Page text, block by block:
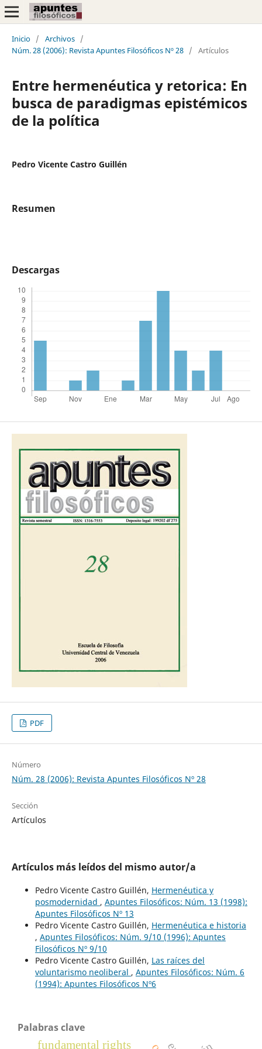
Inicio / Archivos /
Núm. 28 (2006): Revista Apuntes Filosóficos Nº 28 / Artículos
Entre hermenéutica y retorica: En
busca de paradigmas epistémicos
de la política
Pedro Vicente Castro Guillén
Resumen
Descargas
PDF
Número
Núm. 28 (2006): Revista Apuntes Filosóficos Nº 28
Sección
Artículos
Artículos más leídos del mismo autor/a
Pedro Vicente Castro Guillén, Hermenéutica y
posmodernidad , Apuntes Filosóficos: Núm. 13 (1998):
Apuntes Filosóficos Nº 13
Pedro Vicente Castro Guillén, Hermenéutica e historia
, Apuntes Filosóficos: Núm. 9/10 (1996): Apuntes
Filosóficos Nº 9/10
Pedro Vicente Castro Guillén, Las raíces del
voluntarismo neoliberal , Apuntes Filosóficos: Núm. 6
(1994): Apuntes Filosóficos Nº6
Palabras clave
fundamental rights